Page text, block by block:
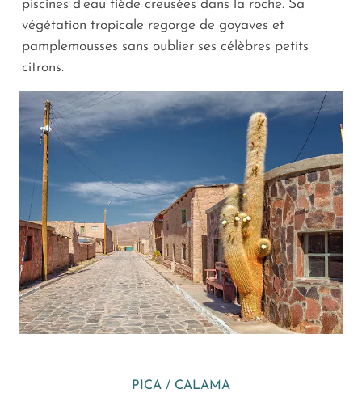
piscines d’eau tiède creusées dans la roche. Sa
végétation tropicale regorge de goyaves et
pamplemousses sans oublier ses célèbres petits
citrons.
PICA / CALAMA